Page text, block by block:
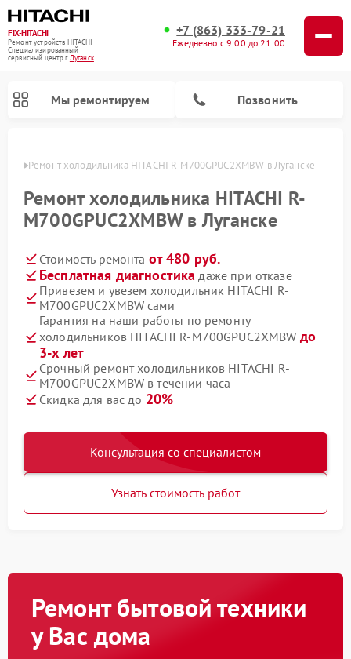
FIX-HITACHI
Ремонт устройств HITACHI
Специализированный
cервисный центр г.Луганск
+7 (863) 333-79-21
Ежедневно с 9:00 до 21:00
Мы ремонтируем Позвонить
Ремонт холодильника HITACHI R-M700GPUC2XMBW в Луганске
Ремонт холодильника HITACHI R-
M700GPUC2XMBW в Луганске
Стоимость ремонта от 480 руб.
Бесплатная диагностика даже при отказе
Привезем и увезем холодильник HITACHI R-
M700GPUC2XMBW сами
Гарантия на наши работы по ремонту
холодильников HITACHI R-M700GPUC2XMBW до
3-х лет
Срочный ремонт холодильников HITACHI R-
M700GPUC2XMBW в течении часа
Скидка для вас до 20%
Консультация со специалистом
Узнать стоимость работ
Ремонт бытовой техники
у Вас дома